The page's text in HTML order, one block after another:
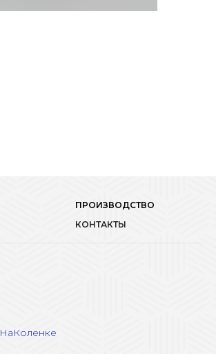
ПРОИЗВОДСТВО
КОНТАКТЫ
НаКоленке